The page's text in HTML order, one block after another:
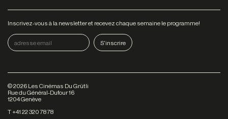
Inscrivez-vous à la newsletter et recevez chaque semaine le programme!
©2026 Les Cinémas Du Grütli
Rue du Général-Dufour 16
1204 Genève
T +41 22 320 78 78